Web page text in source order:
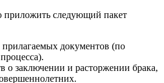
приложить следующий пакет
документов (по
о заключении и расторжении брака,